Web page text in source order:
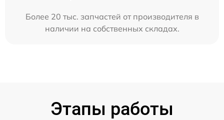
Более 20 тыс. запчастей от производителя в
наличии на собственных складах.
Этапы работы